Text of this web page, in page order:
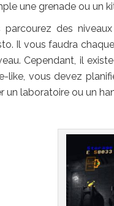
une grenade ou un
parcourez des
Il vous faudra
Cependant, il
like, vous devez
un laboratoire ou un